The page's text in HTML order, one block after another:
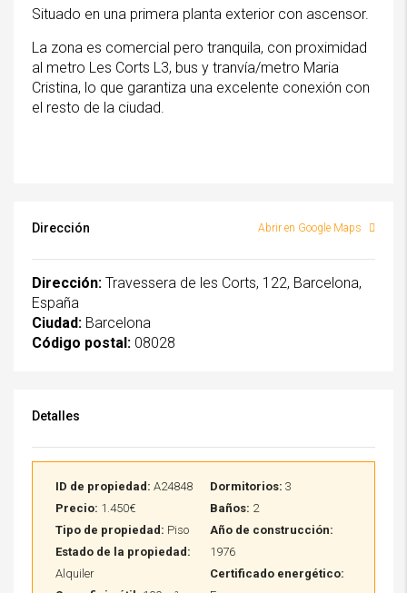
Situado en una primera planta exterior con ascensor.
La zona es comercial pero tranquila, con proximidad
al metro Les Corts L3, bus y tranvía/metro Maria
Cristina, lo que garantiza una excelente conexión con
el resto de la ciudad.
Dirección Abrir en Google Maps
Dirección: Travessera de les Corts, 122, Barcelona,
España
Ciudad: Barcelona
Código postal: 08028
Detalles
ID de propiedad: A24848
Precio: 1.450€
Tipo de propiedad: Piso
Estado de la propiedad:
Alquiler
Dormitorios: 3
Baños: 2
Año de construcción:
1976
Certificado energético: